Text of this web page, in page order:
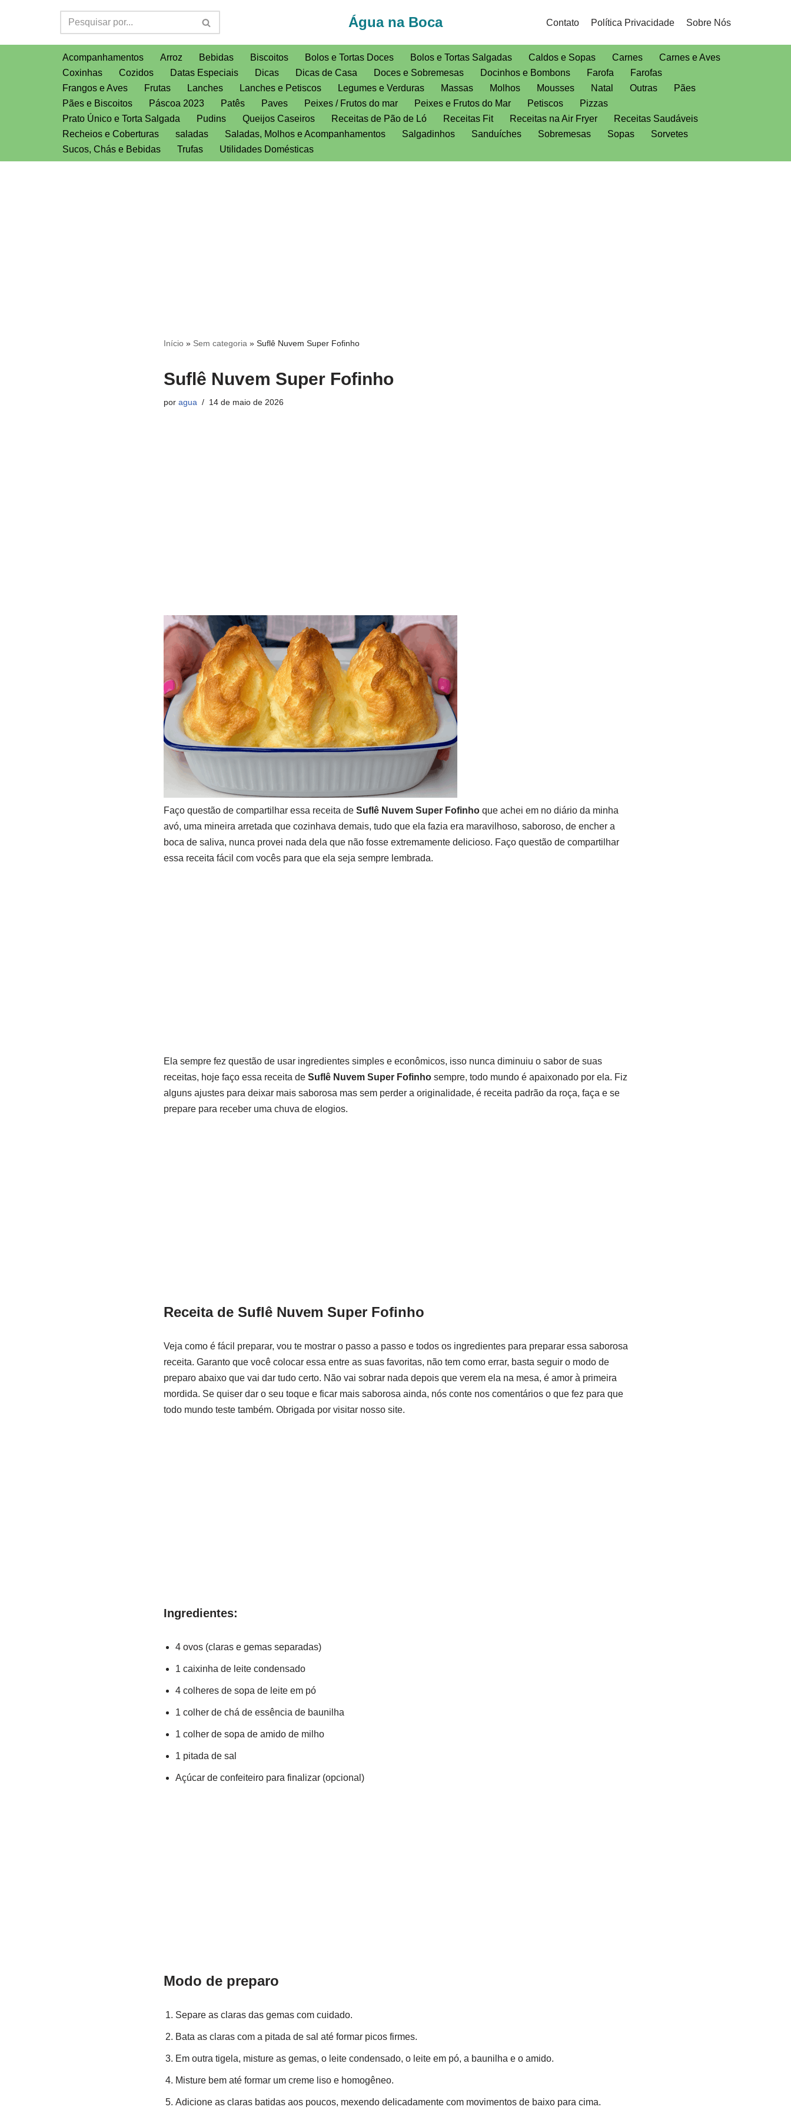
Água na Boca Contato Política Privacidade Sobre Nós
Acompanhamentos Arroz Bebidas Biscoitos Bolos e Tortas Doces Bolos e Tortas Salgadas Caldos e Sopas Carnes
Carnes e Aves
Coxinhas
Cozidos Datas Especiais Dicas Dicas de Casa Doces e Sobremesas Docinhos e Bombons Farofa
Farofas
Frangos e Aves
Frutas Lanches Lanches e Petiscos Legumes e Verduras Massas Molhos Mousses Natal Outras
Pães
Pães e Biscoitos
Páscoa 2023 Patês Paves Peixes / Frutos do mar Peixes e Frutos do Mar Petiscos
Pizzas
Prato Único e Torta Salgada
Pudins Queijos Caseiros Receitas de Pão de Ló Receitas Fit Receitas na Air Fryer
Receitas Saudáveis
Recheios e Coberturas
saladas Saladas, Molhos e Acompanhamentos Salgadinhos Sanduíches Sobremesas Sopas
Sorvetes
Sucos, Chás e Bebidas
Trufas Utilidades Domésticas
Início» Sem categoria » Suflê Nuvem Super Fofinho
Suflê Nuvem Super Fofinho
por agua 14 de maio de 2026
Faço questão de compartilhar essa receita de Suflê Nuvem Super Fofinhoque achei em no diário da minha
avó, uma mineira arretada que cozinhava demais, tudo que ela fazia era maravilhoso, saboroso, de encher a
boca de saliva, nunca provei nada dela que não fosse extremamente delicioso. Faço questão de compartilhar
essa receita fácil com vocês para que ela seja sempre lembrada.
Ela sempre fez questão de usar ingredientes simples e econômicos, isso nunca diminuiu o sabor de suas
receitas, hoje faço essa receita de Suflê Nuvem Super Fofinho sempre, todo mundo é apaixonado por ela. Fiz
alguns ajustes para deixar mais saborosa mas sem perder a originalidade, é receita padrão da roça, faça e se
prepare para receber uma chuva de elogios.
Receita de Suflê Nuvem Super Fofinho
Veja como é fácil preparar, vou te mostrar o passo a passo e todos os ingredientes para preparar essa saborosa
receita. Garanto que você colocar essa entre as suas favoritas, não tem como errar, basta seguir o modo de
preparo abaixo que vai dar tudo certo. Não vai sobrar nada depois que verem ela na mesa, é amor à primeira
mordida. Se quiser dar o seu toque e ficar mais saborosa ainda, nós conte nos comentários o que fez para que
todo mundo teste também. Obrigada por visitar nosso site.
Ingredientes:
4 ovos (claras e gemas separadas)
1 caixinha de leite condensado
4 colheres de sopa de leite em pó
1 colher de chá de essência de baunilha
1 colher de sopa de amido de milho
1 pitada de sal
Açúcar de confeiteiro para finalizar (opcional)
Modo de preparo
Separe as claras das gemas com cuidado.
Bata as claras com a pitada de sal até formar picos firmes.
Em outra tigela, misture as gemas, o leite condensado, o leite em pó, a baunilha e o amido.
Misture bem até formar um creme liso e homogêneo.
Adicione as claras batidas aos poucos, mexendo delicadamente com movimentos de baixo para cima.